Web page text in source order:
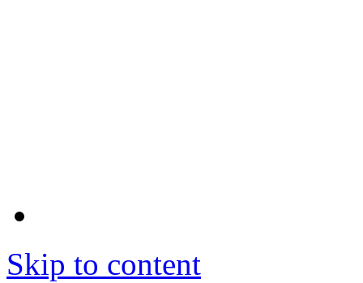
Skip to content